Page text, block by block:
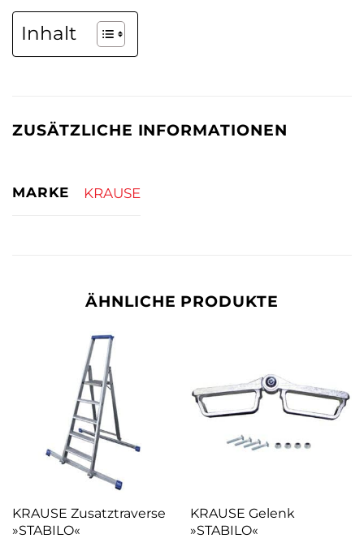
Inhalt
ZUSÄTZLICHE INFORMATIONEN
MARKE KRAUSE
ÄHNLICHE PRODUKTE
KRAUSE Zusatztraverse
»STABILO«
KRAUSE Gelenk
»STABILO«